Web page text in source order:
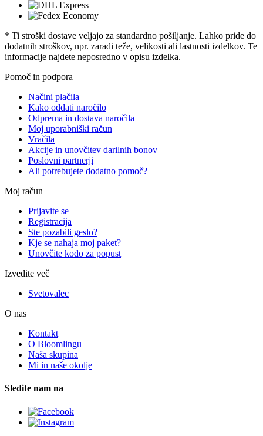
* Ti stroški dostave veljajo za standardno pošiljanje. Lahko pride do
dodatnih stroškov, npr. zaradi teže, velikosti ali lastnosti izdelkov. Te
informacije najdete neposredno v opisu izdelka.
Pomoč in podpora
Načini plačila
Kako oddati naročilo
Odprema in dostava naročila
Moj uporabniški račun
Vračila
Akcije in unovčitev darilnih bonov
Poslovni partnerji
Ali potrebujete dodatno pomoč?
Moj račun
Prijavite se
Registracija
Ste pozabili geslo?
Kje se nahaja moj paket?
Unovčite kodo za popust
Izvedite več
Svetovalec
O nas
Kontakt
O Bloomlingu
Naša skupina
Mi in naše okolje
Sledite nam na